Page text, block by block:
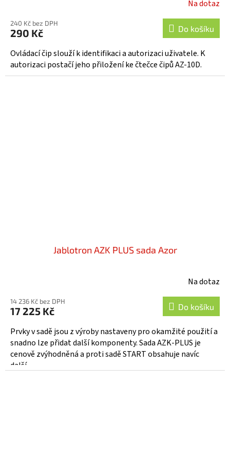
produktu
je
4,8
z
5
Na dotaz
240 Kč bez DPH
290 Kč Do košíku
Ovládací čip slouží k identifikaci a autorizaci uživatele. K
autorizaci postačí jeho přiložení ke čtečce čipů AZ-10D.
Jablotron AZK PLUS sada Azor
produktu
je
3,4
z
5
hvězdiček.
Na dotaz
14 236 Kč bez DPH
17 225 Kč Do košíku
Prvky v sadě jsou z výroby nastaveny pro okamžité použití a
snadno lze přidat další komponenty. Sada AZK-PLUS je
cenově zvýhodněná a proti sadě START obsahuje navíc
další...